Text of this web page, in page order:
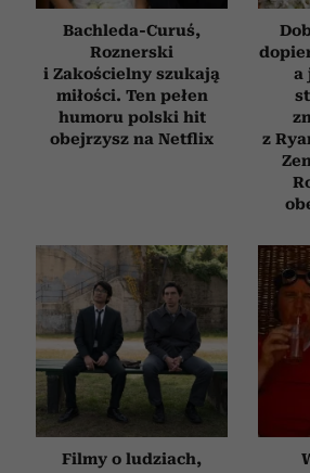
Bachleda-Curuś,
Roznerski
i Zakościelny szukają
miłości. Ten pełen
humoru polski hit
obejrzysz na Netflix
a
z
Filmy o ludziach,